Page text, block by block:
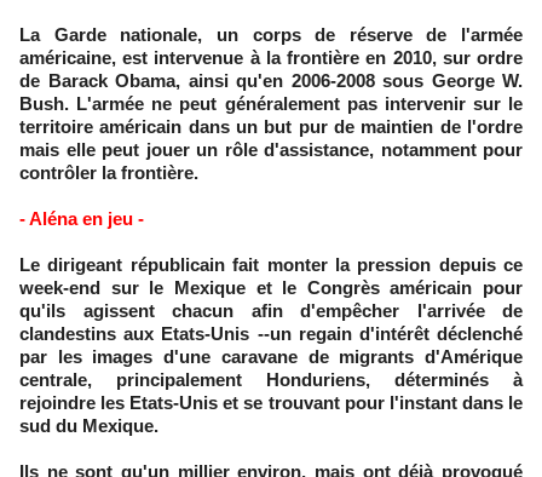
La Garde nationale, un corps de réserve de l'armée
américaine, est intervenue à la frontière en 2010, sur ordre
de Barack Obama, ainsi qu'en 2006-2008 sous George W.
Bush. L'armée ne peut généralement pas intervenir sur le
territoire américain dans un but pur de maintien de l'ordre
mais elle peut jouer un rôle d'assistance, notamment pour
contrôler la frontière.
- Aléna en jeu -
Le dirigeant républicain fait monter la pression depuis ce
week-end sur le Mexique et le Congrès américain pour
qu'ils agissent chacun afin d'empêcher l'arrivée de
clandestins aux Etats-Unis --un regain d'intérêt déclenché
par les images d'une caravane de migrants d'Amérique
centrale, principalement Honduriens, déterminés à
rejoindre les Etats-Unis et se trouvant pour l'instant dans le
sud du Mexique.
Ils ne sont qu'un millier environ, mais ont déjà provoqué